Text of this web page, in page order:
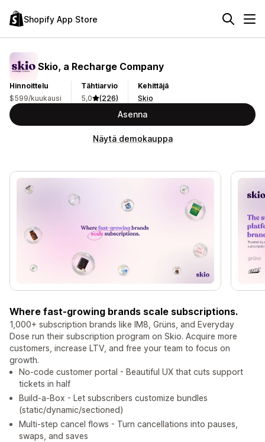
Shopify App Store
Skio, a Recharge Company
Hinnoittelu
$599/kuukausi
Tähtiarvio
5,0
(226)
Kehittäjä
Skio
Asenna
Näytä demokauppa
Where fast-growing brands scale subscriptions.
1,000+ subscription brands like IM8, Grüns, and Everyday
Dose run their subscription program on Skio. Acquire more
customers, increase LTV, and free your team to focus on
growth.
No-code customer portal - Beautiful UX that cuts support
tickets in half
Build-a-Box - Let subscribers customize bundles
(static/dynamic/sectioned)
Multi-step cancel flows - Turn cancellations into pauses,
swaps, and saves